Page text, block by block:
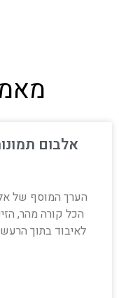
אלבום
הערך המוסף של
הכל קורה מהר,
לאיבוד בתוך הרעש